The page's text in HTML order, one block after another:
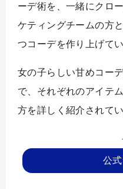
ーデ術を、一緒にクロ
ケティングチームの方
つコーデを作り上げてい
女の子らしい甘めコー
で、それぞれのアイテ
方を詳しく紹介されてい
公